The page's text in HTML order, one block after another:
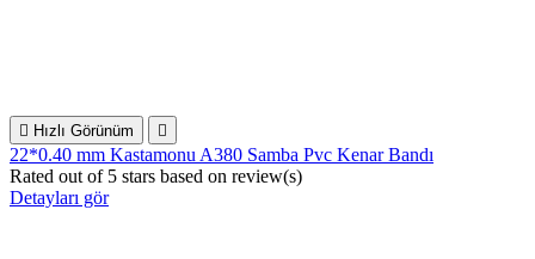
 Hızlı Görünüm 
22*0.40 mm Kastamonu A380 Samba Pvc Kenar Bandı
Rated out of 5 stars based on review(s)
Detayları gör